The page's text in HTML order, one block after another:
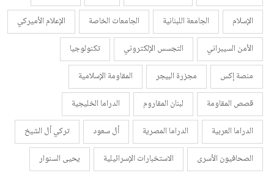
الإسلام
الجامعة اللبنانية الجامعات الخاصة
الإعلام الأميركي
الأمن السيبراني
التجسس الإلكتروني
تكنولوجيا
منصة إكس
مجزرة البيجر
المقاومة الإسلامية
قصص المقاومة
لبنان المقاروم
الدراما الخليجية
الدراما العربية
الدراما المصرية أل سعود
تركي أل الشيخ
الصحافيون الأسرى
الاستخبارات الإسرائيلية
يحيى السنوار